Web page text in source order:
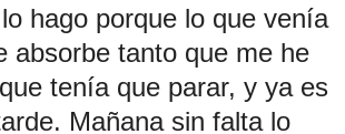
hago porque lo que venía
absorbe tanto que me he
tenía que parar, y ya es
Mañana sin falta lo